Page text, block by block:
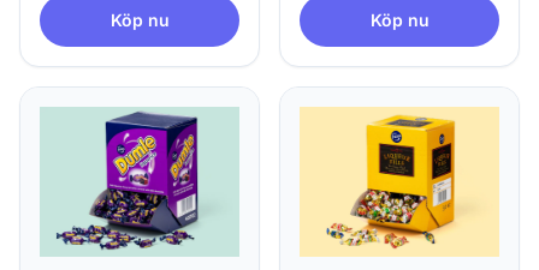
Köp nu Köp nu